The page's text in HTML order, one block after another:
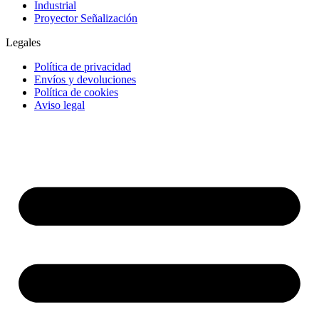
Industrial
Proyector Señalización
Legales
Política de privacidad
Envíos y devoluciones
Política de cookies
Aviso legal